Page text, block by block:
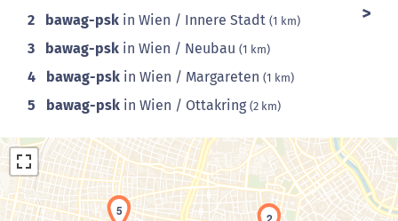
2 bawag-psk in Wien / Innere Stadt (1 km)
3 bawag-psk in Wien / Neubau (1 km)
4 bawag-psk in Wien / Margareten (1 km)
5 bawag-psk in Wien / Ottakring (2 km)
5